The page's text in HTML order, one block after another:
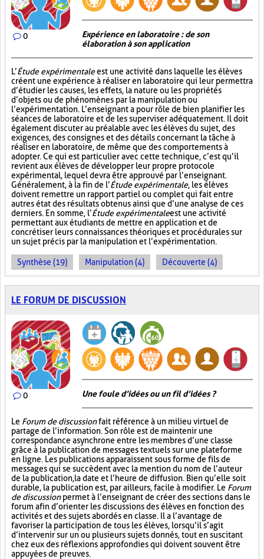
0
Expérience en laboratoire : de son
élaboration à son application
L’Étude expérimentaleest une activité dans laquelle les élèves
créent une expérience à réaliser en laboratoire qui leur permettra
d’étudier les causes, les effets, la nature ou les propriétés
d’objets ou de phénomènes par la manipulation ou
l’expérimentation. L’enseignant a pour rôle de bien planifier les
séances de laboratoire et de les superviser adéquatement. Il doit
également discuter au préalable avec les élèves du sujet, des
exigences, des consignes et des détails concernant la tâche à
réaliser en laboratoire, de même que des comportements à
adopter. Ce qui est particulier avec cette technique, c’est qu’il
revient aux élèves de développer leur propre protocole
expérimental, lequel devra être approuvé par l’enseignant.
Généralement, à la fin de l’Étude expérimentale, les élèves
doivent remettre un rapport partiel ou complet qui fait entre
autres état des résultats obtenus ainsi que d’une analyse de ces
derniers. En somme, l’Étude expérimentaleest une activité
permettant aux étudiants de mettre en application et de
concrétiser leurs connaissances théoriques et procédurales sur
un sujet précis par la manipulation et l’expérimentation.
Synthèse (19) Manipulation (4) Découverte (4)
LE FORUM DE DISCUSSION
0 Une foule d’idées ou un fil d’idées ?
Le Forum de discussionfait référence à un milieu virtuel de
partage de l’information. Son rôle est de maintenir une
correspondance asynchrone entre les membres d’une classe
grâce à la publication de messages textuels sur une plateforme
en ligne. Les publications apparaissent sous forme de fils de
messages qui se succèdent avec la mention du nom de l’auteur
de la publication, la date et l’heure de diffusion. Bien qu’elle soit
durable, la publication est, par ailleurs, facile à modifier. Le Forum
de discussionpermet à l’enseignant de créer des sections dans le
forum afin d’orienter les discussions des élèves en fonction des
activités et des sujets abordés en classe. Il a l’avantage de
favoriser la participation de tous les élèves, lorsqu’il s’agit
d’intervenir sur un ou plusieurs sujets donnés, tout en suscitant
chez eux des réflexions approfondies qui doivent souvent être
appuyées de preuves.